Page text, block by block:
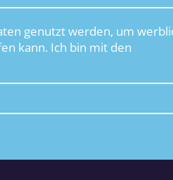
genutzt werden, um
kann. Ich bin mit den